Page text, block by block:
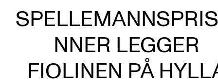
Alle studier
Bachelor
Doktorgrad
Årsstudium og videreutdanning
NNER LEGGER
FIOLINEN PÅ